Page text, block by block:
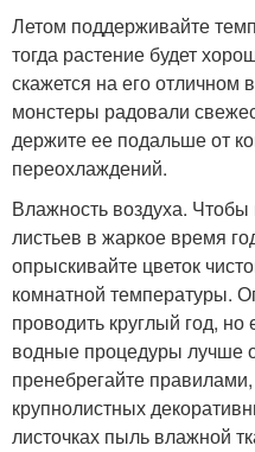
Летом поддерживайте
тогда растение будет
скажется на его
монстеры радовали
держите ее подальше от
переохлаждений.
Влажность воздуха.
листьев в жаркое время
опрыскивайте цветок
комнатной температуры.
проводить круглый год,
водные процедуры лучше
пренебрегайте
крупнолистных
листочках пыль влажной